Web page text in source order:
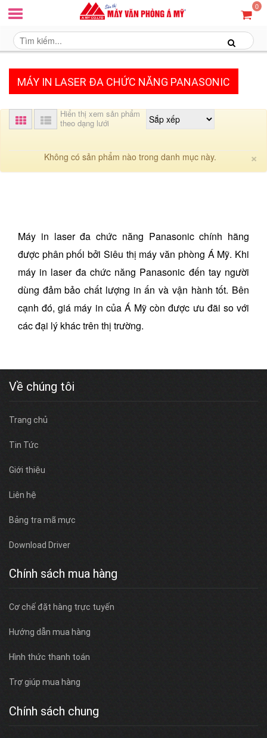
0
MÁY IN LASER ĐA CHỨC NĂNG PANASONIC
Hiển thị xem sản phẩm
theo dạng lưới
×
Không có sản phẩm nào trong danh mục này.
Máy in laser đa chức năng Panasonic chính hãng
được phân phối bởi Siêu thị máy văn phòng Á Mỹ. Khi
máy in laser đa chức năng Panasonic đến tay người
dùng đảm bảo chất lượng in ấn và vận hành tốt. Bên
cạnh đó, giá máy in của Á Mỹ còn được ưu đãi so với
các đại lý khác trên thị trường.
Về chúng tôi
Trang chủ
Tin Tức
Giới thiệu
Liên hệ
Bảng tra mã mực
Download Driver
Chính sách mua hàng
Cơ chế đặt hàng trực tuyến
Hướng dẫn mua hàng
Hình thức thanh toán
Trợ giúp mua hàng
Chính sách chung